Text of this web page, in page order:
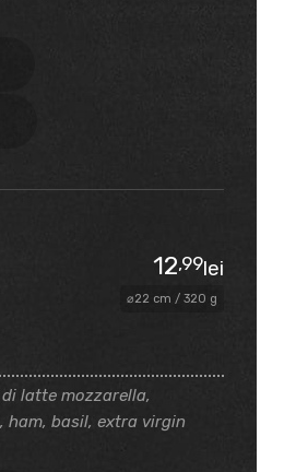
⌀22 cm / 320 g
12,99lei
latte mozzarella,
ham, basil, extra virgin